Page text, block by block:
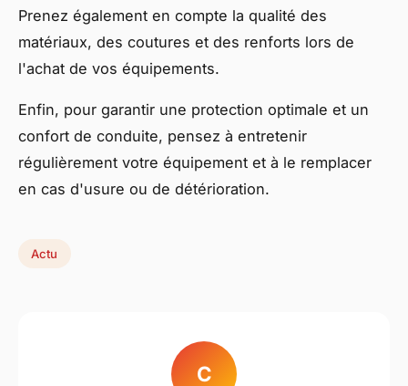
Prenez également en compte la qualité des
matériaux, des coutures et des renforts lors de
l'achat de vos équipements.
Enfin, pour garantir une protection optimale et un
confort de conduite, pensez à entretenir
régulièrement votre équipement et à le remplacer
en cas d'usure ou de détérioration.
Actu
C